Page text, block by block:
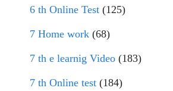
6 th Online Test (125)
7 Home work (68)
7 th e learnig Video (183)
7 th Online test (184)